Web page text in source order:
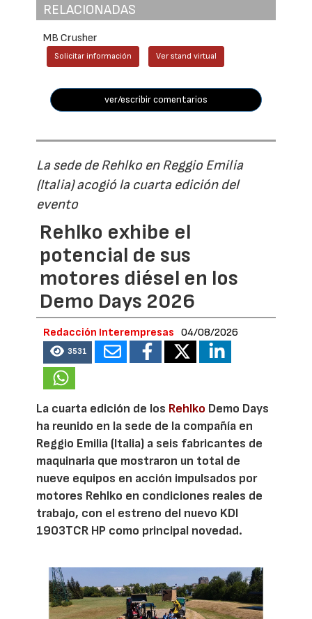
RELACIONADAS
MB Crusher
Solicitar información Ver stand virtual
ver/escribir comentarios
La sede de Rehlko en Reggio Emilia
(Italia) acogió la cuarta edición del
evento
Rehlko exhibe el
potencial de sus
motores diésel en los
Demo Days 2026
Redacción Interempresas 04/08/2026
3531
La cuarta edición de los Rehlko Demo Days
ha reunido en la sede de la compañía en
Reggio Emilia (Italia) a seis fabricantes de
maquinaria que mostraron un total de
nueve equipos en acción impulsados por
motores Rehlko en condiciones reales de
trabajo, con el estreno del nuevo KDI
1903TCR HP como principal novedad.